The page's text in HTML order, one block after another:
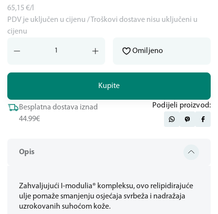
Opis
Zahvaljujući I-modulia® kompleksu, ovo relipidirajuće
ulje pomaže smanjenju osjećaja svrbeža i nadražaja
uzrokovanih suhoćom kože.
65,15 €/l
PDV je uključen u cijenu / Troškovi dostave nisu uključeni u
cijenu
Kupite
Omiljeno
Besplatna dostava iznad
44.99€
Podijeli proizvod: